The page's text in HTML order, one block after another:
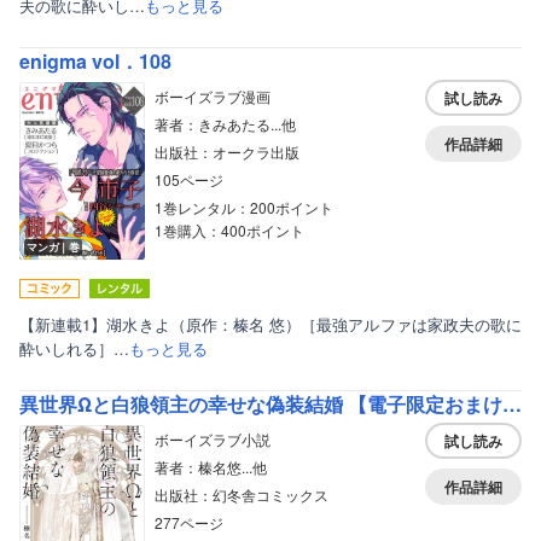
夫の歌に酔いし…もっと見る
enigma vol．108
マンガ｜巻
ボーイズラブ漫画
著者：きみあたる...他
出版社：オークラ出版
105ページ
1巻レンタル：200ポイント
1巻購入：400ポイント
試し読み
作品詳細
【新連載1】湖水きよ（原作：榛名 悠）［最強アルファは家政夫の歌に
酔いしれる］…もっと見る
異世界Ωと白狼領主の幸せな偽装結婚 【電子限定おまけ付き＆イラスト収録】
ボーイズラブ小説
著者：榛名悠...他
出版社：幻冬舎コミックス
277ページ
試し読み
作品詳細